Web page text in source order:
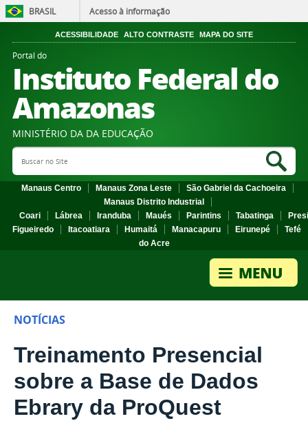
BRASIL Acesso à informação
ACESSIBILIDADE ALTO CONTRASTE MAPA DO SITE
Portal do
Instituto Federal do
Amazonas
MINISTÉRIO DA DA EDUCAÇÃO
Search Site
Manaus Centro Manaus Zona Leste
São Gabriel da Cachoeira
Manaus Distrito Industrial
Coari
Lábrea Iranduba Maués Parintins Tabatinga
Figueiredo
Itacoatiara Humaitá Manacapuru Eirunepé
Tefé
do Acre
NOTÍCIAS
Treinamento Presencial
sobre a Base de Dados
Ebrary da ProQuest